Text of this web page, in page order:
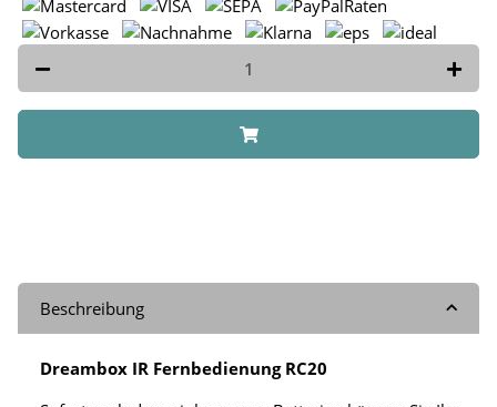
Beschreibung
Dreambox IR Fernbedienung RC20